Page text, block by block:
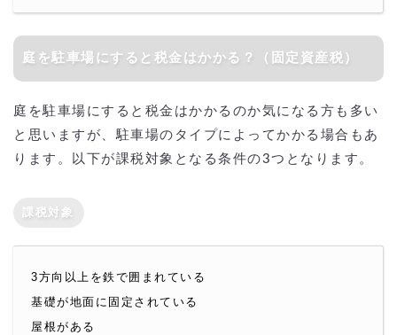
庭を駐車場にすると税金はかかる？（固定資産税）
庭を駐車場にすると税金はかかるのか気になる方も多い
と思いますが、駐車場のタイプによってかかる場合もあ
ります。以下が課税対象となる条件の3つとなります。
課税対象
3方向以上を鉄で囲まれている
基礎が地面に固定されている
屋根がある